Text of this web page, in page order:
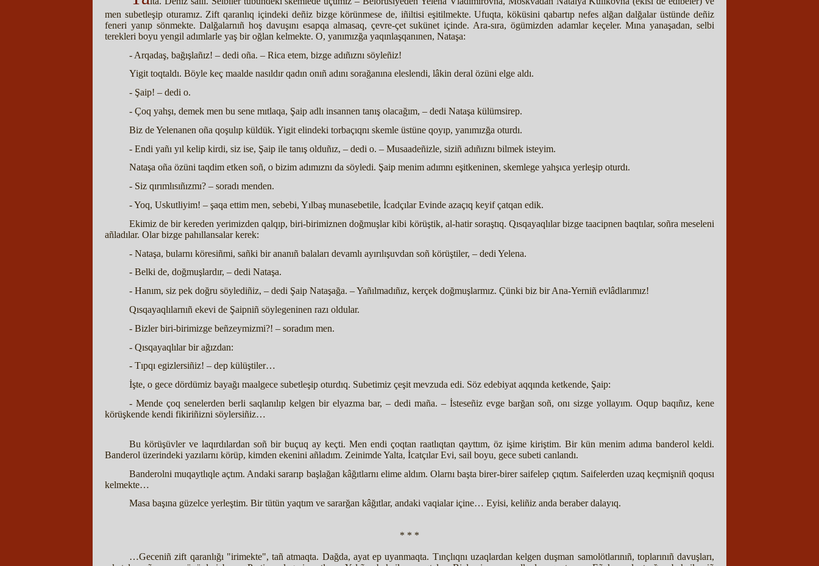
men subetleşip oturamız. Zift qaranlıq içindeki deñiz bizge körünmese de, iñiltisi eşitilmekte. Ufuqta, köküsini qabartıp nefes alğan dalğalar üstünde deñiz
feneri yanıp sönmekte. Dalğalarnıñ hoş davuşını esapqa almasaq, çevre-çet sukünet içinde. Ara-sıra, ögümizden adamlar keçeler. Mına yanaşadan, selbi
terekleri boyu yengil adımlarle yaş bir oğlan kelmekte. O, yanımızğa yaqınlaşqanınen, Nataşa:
- Arqadaş, bağışlañız! – dedi oña. – Rica etem, bizge adıñıznı söyleñiz!
Yigit toqtaldı. Böyle keç maalde nasıldır qadın onıñ adını sorağanına eleslendi, lâkin deral özüni elge aldı.
- Şaip! – dedi o.
- Çoq yahşı, demek men bu sene mıtlaqa, Şaip adlı insannen tanış olacağım, – dedi Nataşa külümsirep.
Biz de Yelenanen oña qoşulıp küldük. Yigit elindeki torbaçıqnı skemle üstüne qoyıp, yanımızğa oturdı.
- Endi yañı yıl kelip kirdi, siz ise, Şaip ile tanış olduñız, – dedi o. – Musaadeñizle, siziñ adıñıznı bilmek isteyim.
Nataşa oña özüni taqdim etken soñ, o bizim adımıznı da söyledi. Şaip menim adımnı eşitkeninen, skemlege yahşıca yerleşip oturdı.
- Siz qırımlısıñızmı? – soradı menden.
- Yoq, Uskutliyim! – şaqa ettim men, sebebi, Yılbaş munasebetile, İcadçılar Evinde azaçıq keyif çatqan edik.
Ekimiz de bir kereden yerimizden qalqıp, biri-birimiznen doğmuşlar kibi körüştik, al-hatir soraştıq. Qısqayaqlılar bizge taacipnen baqtılar, soñra meseleni
añladılar. Olar bizge pahıllansalar kerek:
- Nataşa, bularnı köresiñmi, sañki bir ananıñ balaları devamlı ayırılışuvdan soñ körüştiler, – dedi Yelena.
- Belki de, doğmuşlardır, – dedi Nataşa.
- Hanım, siz pek doğru söylediñiz, – dedi Şaip Nataşağa. – Yañılmadıñız, kerçek doğmuşlarmız. Çünki biz bir Ana-Yerniñ evlâdlarımız!
Qısqayaqlılarnıñ ekevi de Şaipniñ söylegeninen razı oldular.
- Bizler biri-birimizge beñzeymizmi?! – soradım men.
- Qısqayaqlılar bir ağızdan:
- Tıpqı egizlersiñiz! – dep külüştiler…
İşte, o gece dördümiz bayağı maalgece subetleşip oturdıq. Subetimiz çeşit mevzuda edi. Söz edebiyat aqqında ketkende, Şaip:
- Mende çoq senelerden berli saqlanılıp kelgen bir elyazma bar, – dedi maña. – İsteseñiz evge barğan soñ, onı sizge yollayım. Oqup baqıñız, kene
körüşkende kendi fikiriñizni söylersiñiz…
Bu körüşüvler ve laqırdılardan soñ bir buçuq ay keçti. Men endi çoqtan raatlıqtan qayttım, öz işime kiriştim. Bir kün menim adıma banderol keldi.
Banderol üzerindeki yazılarnı körüp, kimden ekenini añladım. Zeinimde Yalta, İcatçılar Evi, sail boyu, gece subeti canlandı.
Banderolni muqaytlıqle açtım. Andaki sararıp başlağan kâğıtlarnı elime aldım. Olarnı başta birer-birer saifelep çıqtım. Saifelerden uzaq keçmişniñ qoqusı
kelmekte…
Masa başına güzelce yerleştim. Bir tütün yaqtım ve sararğan kâğıtlar, andaki vaqialar içine… Eyisi, keliñiz anda beraber dalayıq.
* * *
…Geceniñ zift qaranlığı "irimekte", tañ atmaqta. Dağda, ayat ep uyanmaqta. Tınçlıqnı uzaqlardan kelgen duşman samolötlarınıñ, toplarınıñ davuşları,